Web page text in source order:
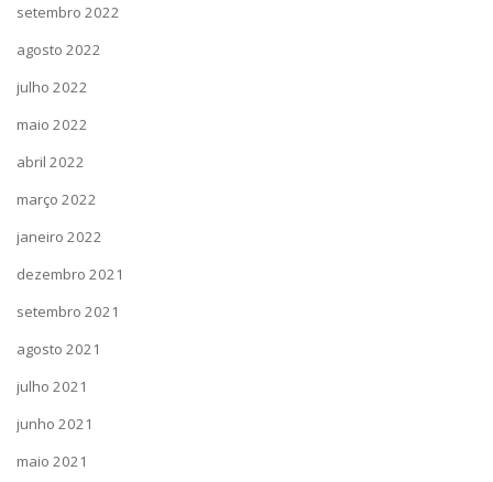
setembro 2022
agosto 2022
julho 2022
maio 2022
abril 2022
março 2022
janeiro 2022
dezembro 2021
setembro 2021
agosto 2021
julho 2021
junho 2021
maio 2021